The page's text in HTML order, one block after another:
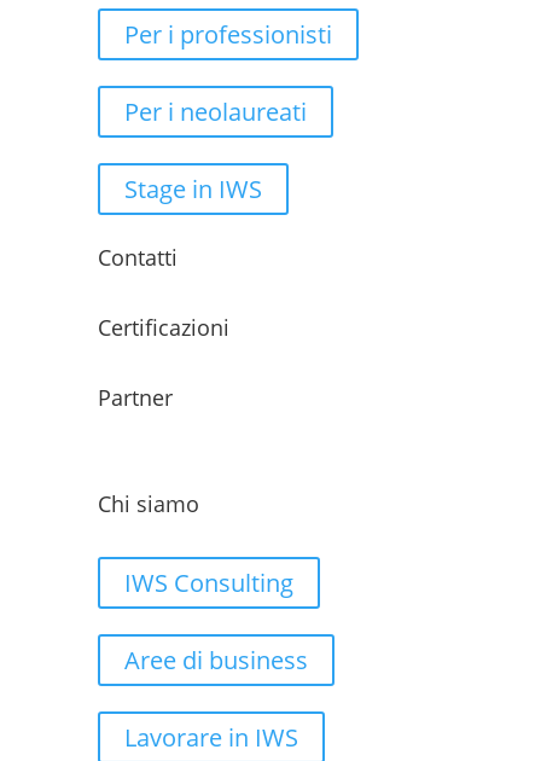
Per i professionisti
Per i neolaureati
Stage in IWS
Contatti
Certificazioni
Partner
Chi siamo
IWS Consulting
Aree di business
Lavorare in IWS